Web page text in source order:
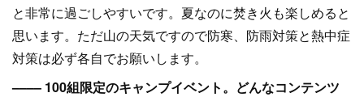
と非常に過ごしやすいです。夏なのに焚き火も楽しめると
思います。ただ山の天気ですので防寒、防雨対策と熱中症
対策は必ず各自でお願いします。
–––– 100組限定のキャンプイベント。どんなコンテンツ